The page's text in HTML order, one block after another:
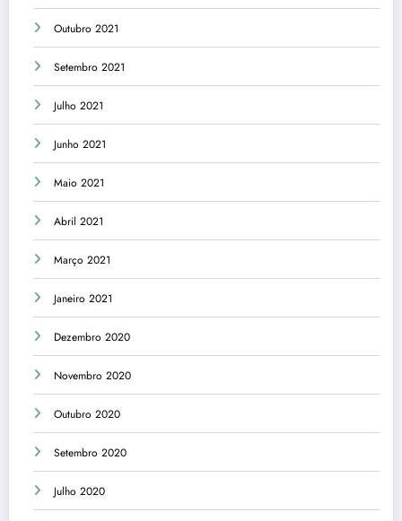
Outubro 2021
Setembro 2021
Julho 2021
Junho 2021
Maio 2021
Abril 2021
Março 2021
Janeiro 2021
Dezembro 2020
Novembro 2020
Outubro 2020
Setembro 2020
Julho 2020